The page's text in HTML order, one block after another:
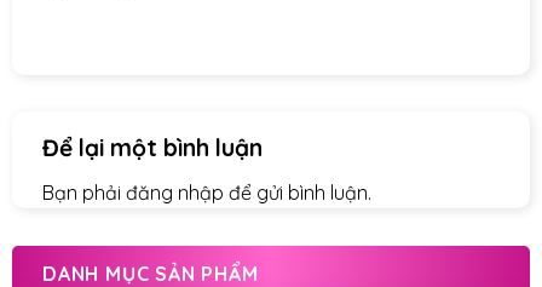
Để lại một bình luận
Bạn phải đăng nhập để gửi bình luận.
DANH MỤC SẢN PHẨM